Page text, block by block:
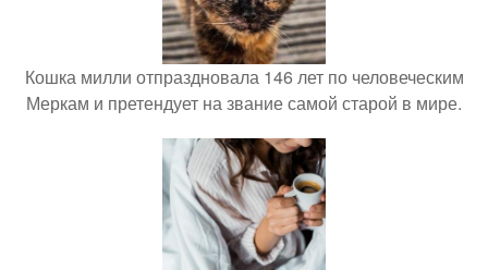
Кошка милли отпраздновала 146 лет по человеческим
Меркам и претендует на звание самой старой в мире.